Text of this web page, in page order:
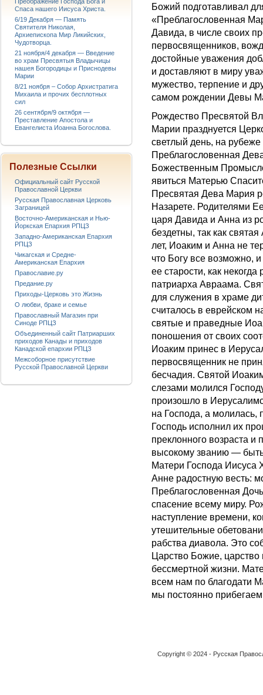
Божий подготавливал
«Преблагословенная
Давида, в числе своих
первосвященников,
достойные уважения
и доставляют в миру
мужество, терпение и
самом рождении Девы
Рождество Пресвятой
Марии празднуется
светлый день, на рубеже
Преблагословенная
Божественным
явиться Матерью
Пресвятая Дева Мария
Назарете. Родителями
царя Давида и Анна из
бездетны, так как
лет, Иоаким и Анна не
что Богу все возможно,
ее старости, как
патриарха Авраама.
для служения в храме
считалось в еврейском
святые и праведные
поношения от своих
Иоаким принес в
первосвященник не
бесчадия. Святой
слезами молился
произошло в
на Господа, а
Господь исполнил их
преклонного возраста и
высокому званию —
Матери Господа Иисуса
Анне радостную весть:
Преблагословенная
спасение всему миру.
наступление времени,
утешительные
рабства диавола. Это
Царство Божие, царство
бессмертной жизни.
всем нам по благодати
мы постоянно
Спаса нашего Иисуса Христа.
6/19 Декабря — Память
Святителя Николая,
Архиепископа Мир Ликийских,
Чудотворца.
21 ноября/4 декабря — Введение
во храм Пресвятыя Владычицы
нашея Богородицы и Приснодевы
Марии
8/21 ноября – Собор Архистратига
Михаила и прочих бесплотных
сил
26 сентября/9 октября —
Преставление Апостола и
Евангелиста Иоанна Богослова.
Полезные Ссылки
Официальный сайт Русской
Православной Церкви
Русская Православная Церковь
Заграницей
Восточно-Американская и Нью-
Йоркская Епархия РПЦЗ
Западно-Американская Епархия
РПЦЗ
Чикагская и Средне-
Американская Епархия
Православие.ру
Предание.ру
Приходы-Церковь это Жизнь
О любви, браке и семье
Православный Магазин при
Синоде РПЦЗ
Объединенный сайт Патриарших
приходов Канады и приходов
Канадской епархии РПЦЗ
Межсоборное присутствие
Русской Православной Церкви
Copyright © 2024 - Русская